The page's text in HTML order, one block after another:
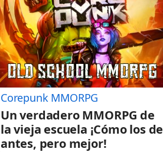
Corepunk MMORPG
Un verdadero MMORPG de
la vieja escuela ¡Cómo los de
antes, pero mejor!